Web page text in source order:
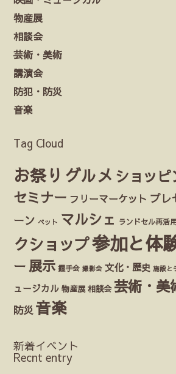
物産展
相談会
芸術・美術
講演会
防犯・防災
音楽
Tag Cloud
お祭り グルメ ショッピ
セミナー フリーマーケット プレ
ーン ペット マルシェ ランドセル再活
クショップ参加と体
ー 展示 握手会 撮影会 文化・歴史 施設と
ュージカル 物産展 相談会 芸術・美
防災 音楽
新着イベント
Recnt entry